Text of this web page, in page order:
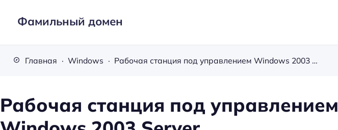
Фамильный домен
Главная Windows Рабочая станция под управлением Windows 2003 Server
Рабочая станция под управлением